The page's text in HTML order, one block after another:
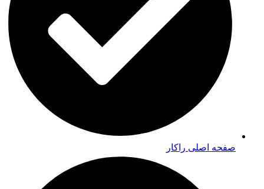
صفحه اصلی راکار